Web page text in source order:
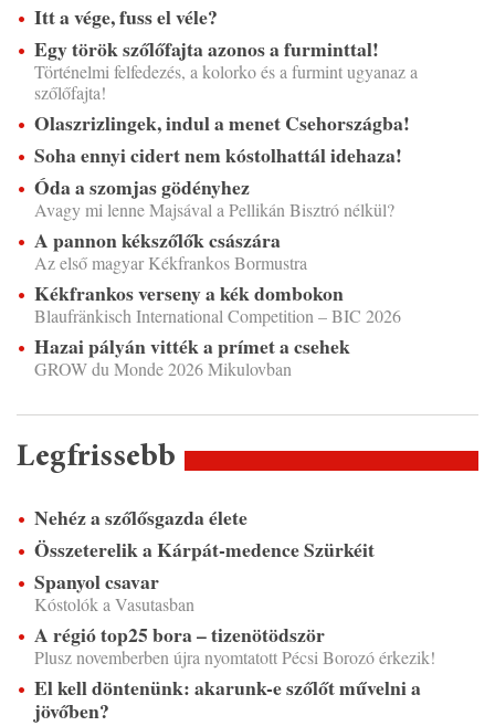
Itt a vége, fuss el véle?
Egy török szőlőfajta azonos a furminttal!
Történelmi felfedezés, a kolorko és a furmint ugyanaz a
szőlőfajta!
Olaszrizlingek, indul a menet Csehországba!
Soha ennyi cidert nem kóstolhattál idehaza!
Óda a szomjas gödényhez
Avagy mi lenne Majsával a Pellikán Bisztró nélkül?
A pannon kékszőlők császára
Az első magyar Kékfrankos Bormustra
Kékfrankos verseny a kék dombokon
Blaufränkisch International Competition – BIC 2026
Hazai pályán vitték a prímet a csehek
GROW du Monde 2026 Mikulovban
Legfrissebb
Nehéz a szőlősgazda élete
Összeterelik a Kárpát-medence Szürkéit
Spanyol csavar
Kóstolók a Vasutasban
A régió top25 bora – tizenötödször
Plusz novemberben újra nyomtatott Pécsi Borozó érkezik!
El kell döntenünk: akarunk-e szőlőt művelni a
jövőben?